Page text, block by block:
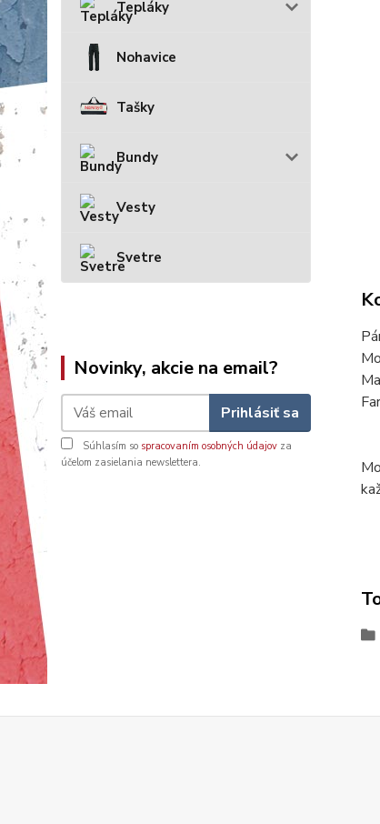
Tepláky
Nohavice
Tašky
Bundy
Vesty
Svetre
Novinky, akcie na email?
Prihlásiť sa
Súhlasím so spracovaním osobných údajov za
účelom zasielania newslettera.